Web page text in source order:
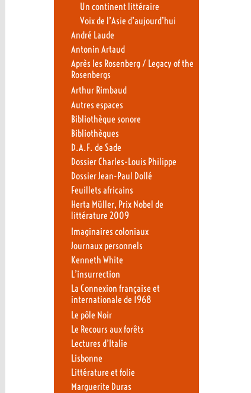
Un continent littéraire
Voix de l’Asie d’aujourd’hui
André Laude
Antonin Artaud
Après les Rosenberg / Legacy of the
Rosenbergs
Arthur Rimbaud
Autres espaces
Bibliothèque sonore
Bibliothèques
D.A.F. de Sade
Dossier Charles-Louis Philippe
Dossier Jean-Paul Dollé
Feuillets africains
Herta Müller, Prix Nobel de
littérature 2009
Imaginaires coloniaux
Journaux personnels
Kenneth White
L’insurrection
La Connexion française et
internationale de 1968
Le pôle Noir
Le Recours aux forêts
Lectures d’Italie
Lisbonne
Littérature et folie
Marguerite Duras